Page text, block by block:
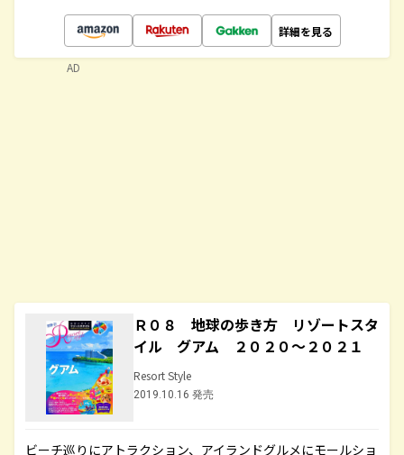
詳細を見る
Ｒ０８ 地球の歩き方 リゾートスタ
イル グアム ２０２０～２０２１
Resort Style
2019.10.16 発売
ビーチ巡りにアトラクション、アイランドグルメにモールショ
AD